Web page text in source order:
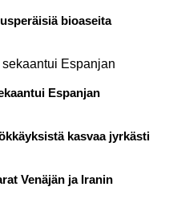
bioaseita
Espanjan
kasvaa jyrkästi
Venäjän ja Iranin